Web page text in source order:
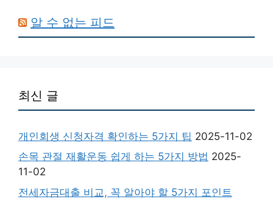
알 수 없는 피드
최신 글
개인회생 신청자격 확인하는 5가지 팁 2025-11-02
손목 관절 재활운동 쉽게 하는 5가지 방법 2025-
11-02
전세자금대출 비교, 꼭 알아야 할 5가지 포인트